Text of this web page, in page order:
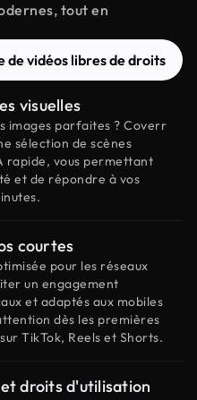
tout en
de vidéos libres de droits
visuelles
images parfaites ? Coverr
sélection de scènes
rapide, vous permettant
et de répondre à vos
courtes
pour les réseaux
un engagement
et adaptés aux mobiles
dès les premières
TikTok, Reels et Shorts.
droits d'utilisation